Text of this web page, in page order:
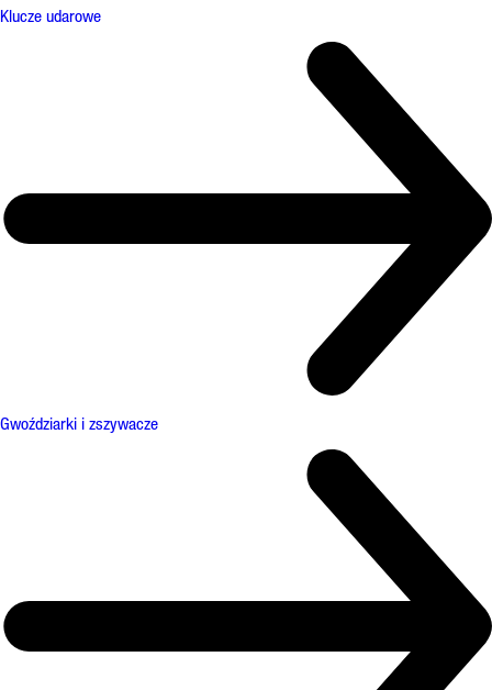
Klucze udarowe
Gwoździarki i zszywacze